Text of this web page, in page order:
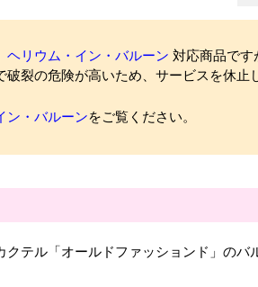
ヘリウム・イン・バルーン 対応商品です
裂の危険が高いため、サービスを休止
ン・バルーンをご覧ください。
テル「オールドファッションド」のバ